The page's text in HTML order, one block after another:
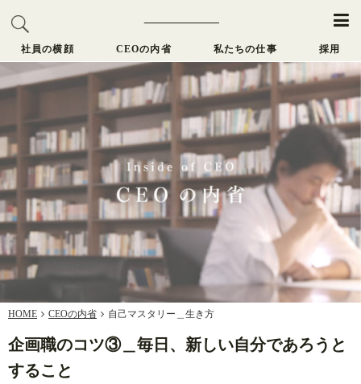
社員の横顔 CEOの内省 私たちの仕事 採用
HOME CEOの内省 自己マスタリー＿生き方
企画職のコツ③＿毎日、新しい自分であろうと
すること